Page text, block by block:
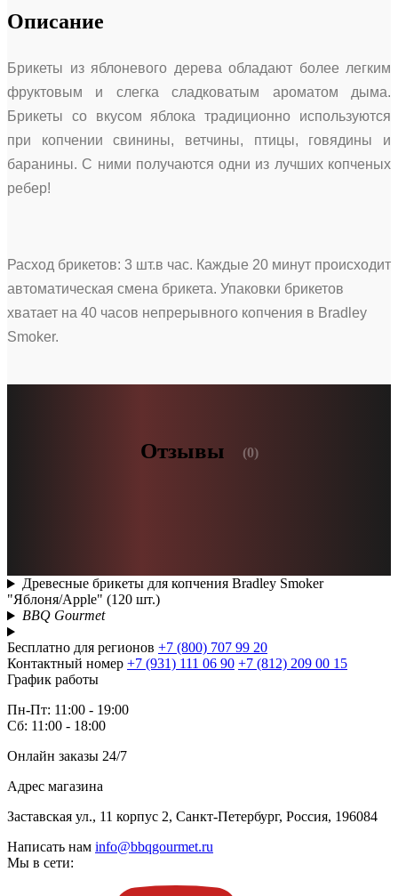
Описание
Брикеты из яблоневого дерева обладают более легким
фруктовым и слегка сладковатым ароматом дыма.
Брикеты со вкусом яблока традиционно используются
при копчении свинины, ветчины, птицы, говядины и
баранины. С ними получаются одни из лучших копченых
ребер!
Расход брикетов: 3 шт.в час. Каждые 20 минут происходит
автоматическая смена брикета. Упаковки брикетов
хватает на 40 часов непрерывного копчения в Bradley
Smoker.
Отзывы (0)
Древесные брикеты для копчения Bradley Smoker
"Яблоня/Apple" (120 шт.)
BBQ Gourmet
Бесплатно для регионов +7 (800) 707 99 20
Контактный номер +7 (931) 111 06 90 +7 (812) 209 00 15
График работы
Пн-Пт: 11:00 - 19:00
Сб: 11:00 - 18:00
Онлайн заказы 24/7
Адрес магазина
Заставская ул., 11 корпус 2, Санкт-Петербург, Россия, 196084
Написать нам info@bbqgourmet.ru
Мы в сети: